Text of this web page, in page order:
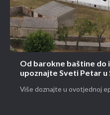
Od barokne baštine do
upoznajte Sveti Petar u
Više doznajte u ovotjednoj